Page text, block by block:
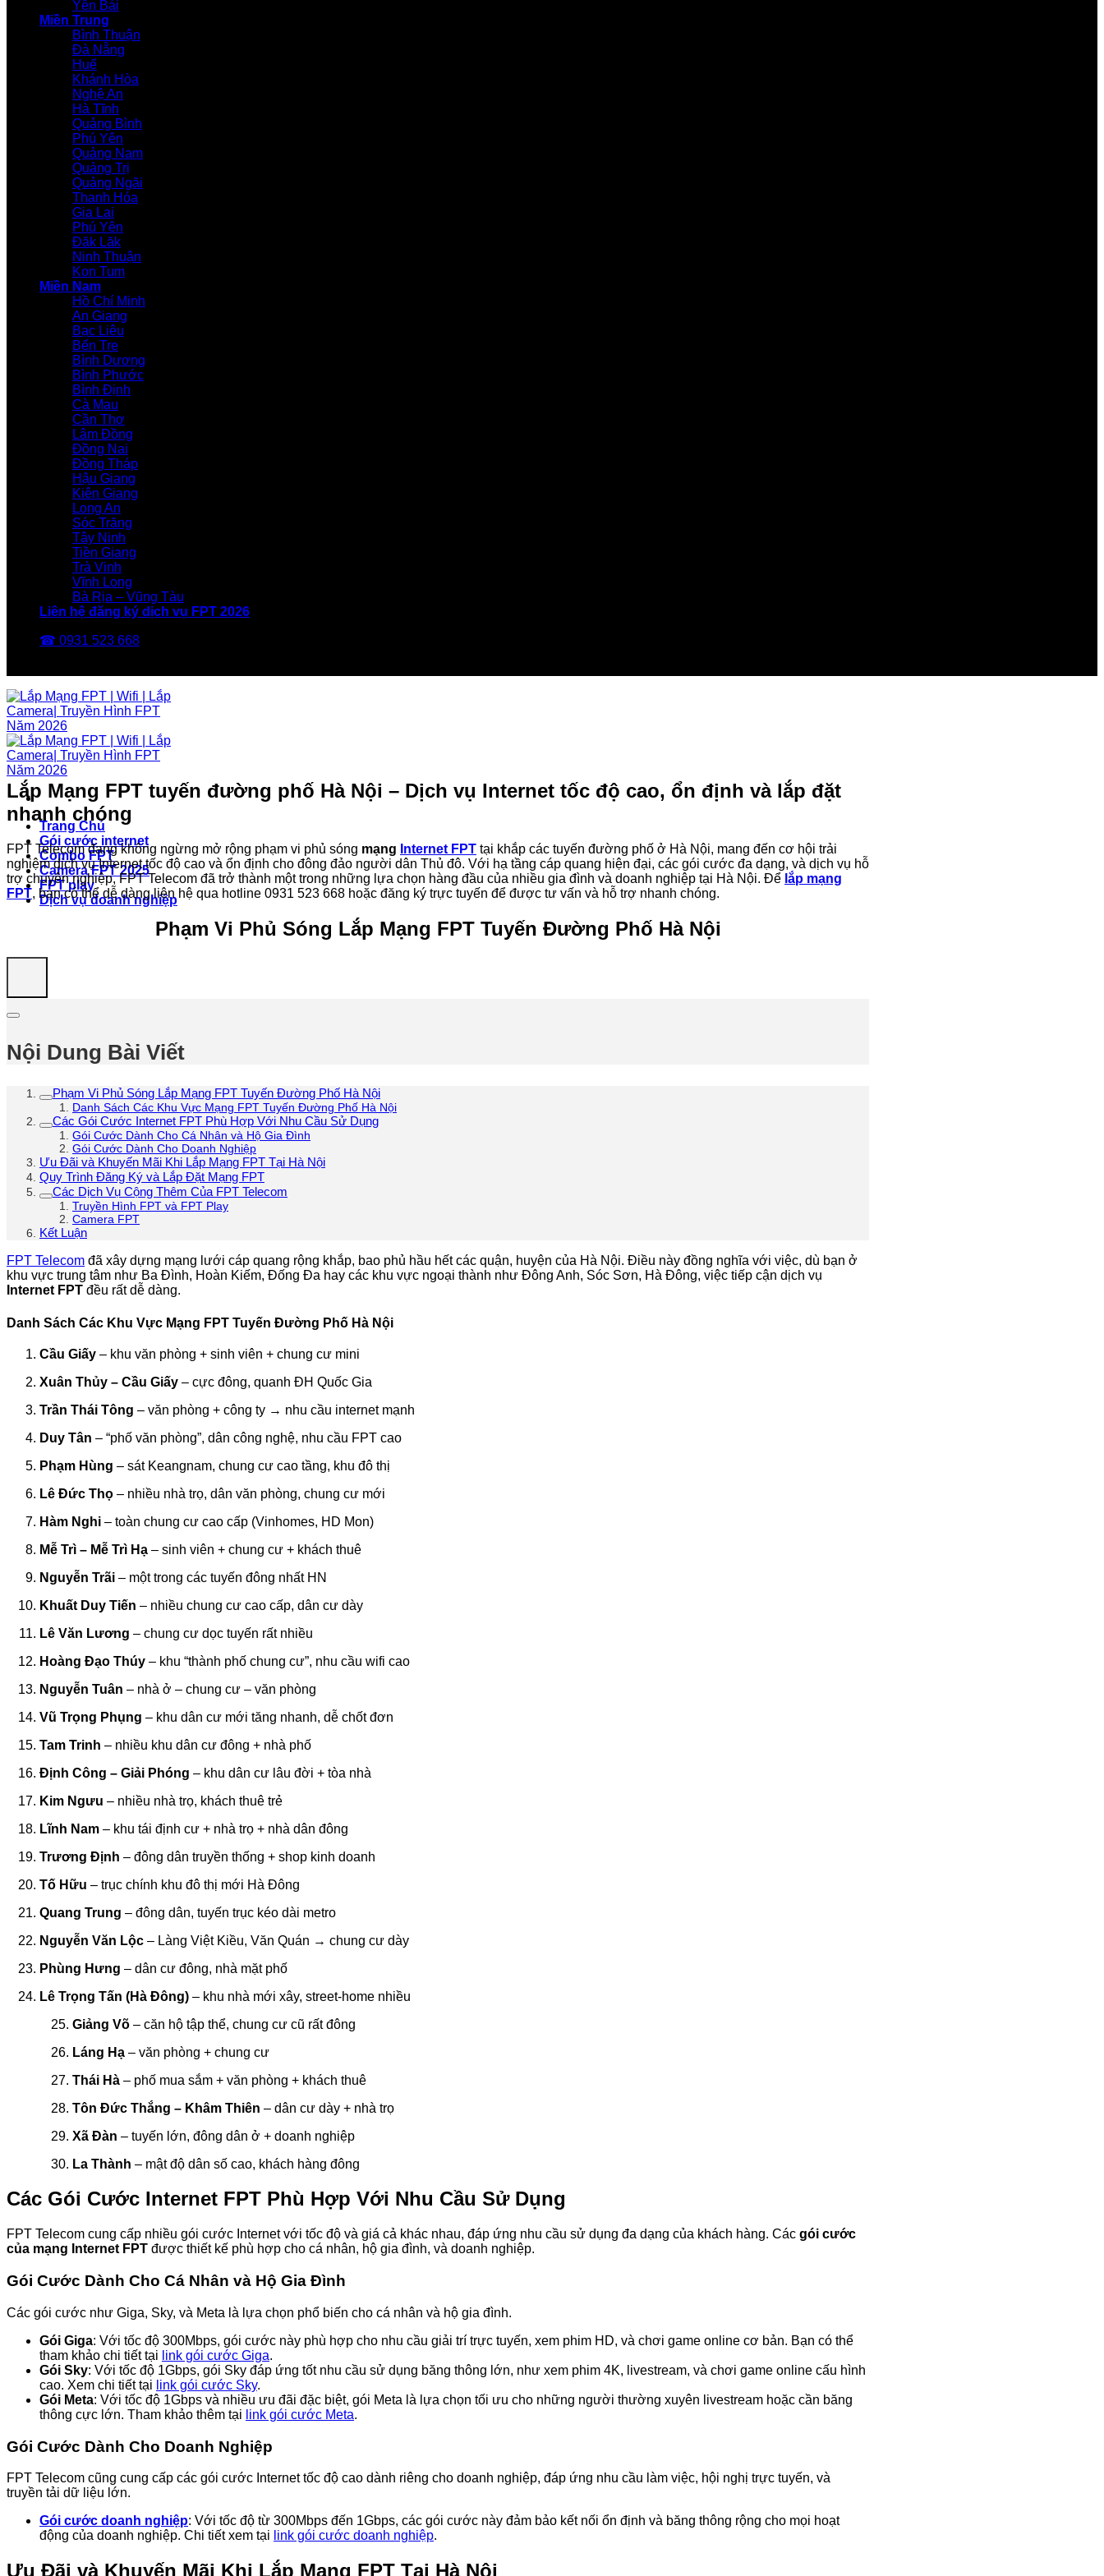
Yên Bái
Miền Trung
Bình Thuận
Đà Nẵng
Huế
Khánh Hòa
Nghệ An
Hà Tĩnh
Quảng Bình
Phú Yên
Quảng Nam
Quảng Trị
Quảng Ngãi
Thanh Hóa
Gia Lai
Phú Yên
Đăk Lăk
Ninh Thuận
Kon Tum
Miền Nam
Hồ Chí Minh
An Giang
Bạc Liêu
Bến Tre
Bình Dương
Bình Phước
Bình Định
Cà Mau
Cần Thơ
Lâm Đồng
Đồng Nai
Đồng Tháp
Hậu Giang
Kiên Giang
Long An
Sóc Trăng
Tây Ninh
Tiền Giang
Trà Vinh
Vĩnh Long
Bà Rịa – Vũng Tàu
Liên hệ đăng ký dịch vụ FPT 2026
☎ 0931 523 668
Trang Chủ
Gói cước internet
Combo FPT
Camera FPT 2025
FPT play
Dịch vụ doanh nghiệp
Lắp Mạng FPT tuyến đường phố Hà Nội – Dịch vụ Internet tốc độ cao, ổn định và lắp đặt
nhanh chóng
FPT Telecom đang không ngừng mở rộng phạm vi phủ sóng mạng Internet FPT tại khắp các tuyến đường phố ở Hà Nội, mang đến cơ hội trải
nghiệm dịch vụ Internet tốc độ cao và ổn định cho đông đảo người dân Thủ đô. Với hạ tầng cáp quang hiện đại, các gói cước đa dạng, và dịch vụ hỗ
trợ chuyên nghiệp, FPT Telecom đã trở thành một trong những lựa chọn hàng đầu của nhiều gia đình và doanh nghiệp tại Hà Nội. Để lắp mạng
FPT, bạn có thể dễ dàng liên hệ qua hotline 0931 523 668 hoặc đăng ký trực tuyến để được tư vấn và hỗ trợ nhanh chóng.
Phạm Vi Phủ Sóng Lắp Mạng FPT Tuyến Đường Phố Hà Nội
Nội Dung Bài Viết
Phạm Vi Phủ Sóng Lắp Mạng FPT Tuyến Đường Phố Hà Nội
Danh Sách Các Khu Vực Mạng FPT Tuyến Đường Phố Hà Nội
Các Gói Cước Internet FPT Phù Hợp Với Nhu Cầu Sử Dụng
Gói Cước Dành Cho Cá Nhân và Hộ Gia Đình
Gói Cước Dành Cho Doanh Nghiệp
Ưu Đãi và Khuyến Mãi Khi Lắp Mạng FPT Tại Hà Nội
Quy Trình Đăng Ký và Lắp Đặt Mạng FPT
Các Dịch Vụ Cộng Thêm Của FPT Telecom
Truyền Hình FPT và FPT Play
Camera FPT
Kết Luận
FPT Telecom đã xây dựng mạng lưới cáp quang rộng khắp, bao phủ hầu hết các quận, huyện của Hà Nội. Điều này đồng nghĩa với việc, dù bạn ở
khu vực trung tâm như Ba Đình, Hoàn Kiếm, Đống Đa hay các khu vực ngoại thành như Đông Anh, Sóc Sơn, Hà Đông, việc tiếp cận dịch vụ
Internet FPT đều rất dễ dàng.
Danh Sách Các Khu Vực Mạng FPT Tuyến Đường Phố Hà Nội
Cầu Giấy – khu văn phòng + sinh viên + chung cư mini
Xuân Thủy – Cầu Giấy – cực đông, quanh ĐH Quốc Gia
Trần Thái Tông – văn phòng + công ty → nhu cầu internet mạnh
Duy Tân – “phố văn phòng”, dân công nghệ, nhu cầu FPT cao
Phạm Hùng – sát Keangnam, chung cư cao tầng, khu đô thị
Lê Đức Thọ – nhiều nhà trọ, dân văn phòng, chung cư mới
Hàm Nghi – toàn chung cư cao cấp (Vinhomes, HD Mon)
Mễ Trì – Mễ Trì Hạ – sinh viên + chung cư + khách thuê
Nguyễn Trãi – một trong các tuyến đông nhất HN
Khuất Duy Tiến – nhiều chung cư cao cấp, dân cư dày
Lê Văn Lương – chung cư dọc tuyến rất nhiều
Hoàng Đạo Thúy – khu “thành phố chung cư”, nhu cầu wifi cao
Nguyễn Tuân – nhà ở – chung cư – văn phòng
Vũ Trọng Phụng – khu dân cư mới tăng nhanh, dễ chốt đơn
Tam Trinh – nhiều khu dân cư đông + nhà phố
Định Công – Giải Phóng – khu dân cư lâu đời + tòa nhà
Kim Ngưu – nhiều nhà trọ, khách thuê trẻ
Lĩnh Nam – khu tái định cư + nhà trọ + nhà dân đông
Trương Định – đông dân truyền thống + shop kinh doanh
Tố Hữu – trục chính khu đô thị mới Hà Đông
Quang Trung – đông dân, tuyến trục kéo dài metro
Nguyễn Văn Lộc – Làng Việt Kiều, Văn Quán → chung cư dày
Phùng Hưng – dân cư đông, nhà mặt phố
Lê Trọng Tấn (Hà Đông) – khu nhà mới xây, street-home nhiều
Giảng Võ – căn hộ tập thể, chung cư cũ rất đông
Láng Hạ – văn phòng + chung cư
Thái Hà – phố mua sắm + văn phòng + khách thuê
Tôn Đức Thắng – Khâm Thiên – dân cư dày + nhà trọ
Xã Đàn – tuyến lớn, đông dân ở + doanh nghiệp
La Thành – mật độ dân số cao, khách hàng đông
Các Gói Cước Internet FPT Phù Hợp Với Nhu Cầu Sử Dụng
FPT Telecom cung cấp nhiều gói cước Internet với tốc độ và giá cả khác nhau, đáp ứng nhu cầu sử dụng đa dạng của khách hàng. Các gói cước
của mạng Internet FPT được thiết kế phù hợp cho cá nhân, hộ gia đình, và doanh nghiệp.
Gói Cước Dành Cho Cá Nhân và Hộ Gia Đình
Các gói cước như Giga, Sky, và Meta là lựa chọn phổ biến cho cá nhân và hộ gia đình.
Gói Giga: Với tốc độ 300Mbps, gói cước này phù hợp cho nhu cầu giải trí trực tuyến, xem phim HD, và chơi game online cơ bản. Bạn có thể
tham khảo chi tiết tại link gói cước Giga.
Gói Sky: Với tốc độ 1Gbps, gói Sky đáp ứng tốt nhu cầu sử dụng băng thông lớn, như xem phim 4K, livestream, và chơi game online cấu hình
cao. Xem chi tiết tại link gói cước Sky.
Gói Meta: Với tốc độ 1Gbps và nhiều ưu đãi đặc biệt, gói Meta là lựa chọn tối ưu cho những người thường xuyên livestream hoặc cần băng
thông cực lớn. Tham khảo thêm tại link gói cước Meta.
Gói Cước Dành Cho Doanh Nghiệp
FPT Telecom cũng cung cấp các gói cước Internet tốc độ cao dành riêng cho doanh nghiệp, đáp ứng nhu cầu làm việc, hội nghị trực tuyến, và
truyền tải dữ liệu lớn.
Gói cước doanh nghiệp: Với tốc độ từ 300Mbps đến 1Gbps, các gói cước này đảm bảo kết nối ổn định và băng thông rộng cho mọi hoạt
động của doanh nghiệp. Chi tiết xem tại link gói cước doanh nghiệp.
Ưu Đãi và Khuyến Mãi Khi Lắp Mạng FPT Tại Hà Nội